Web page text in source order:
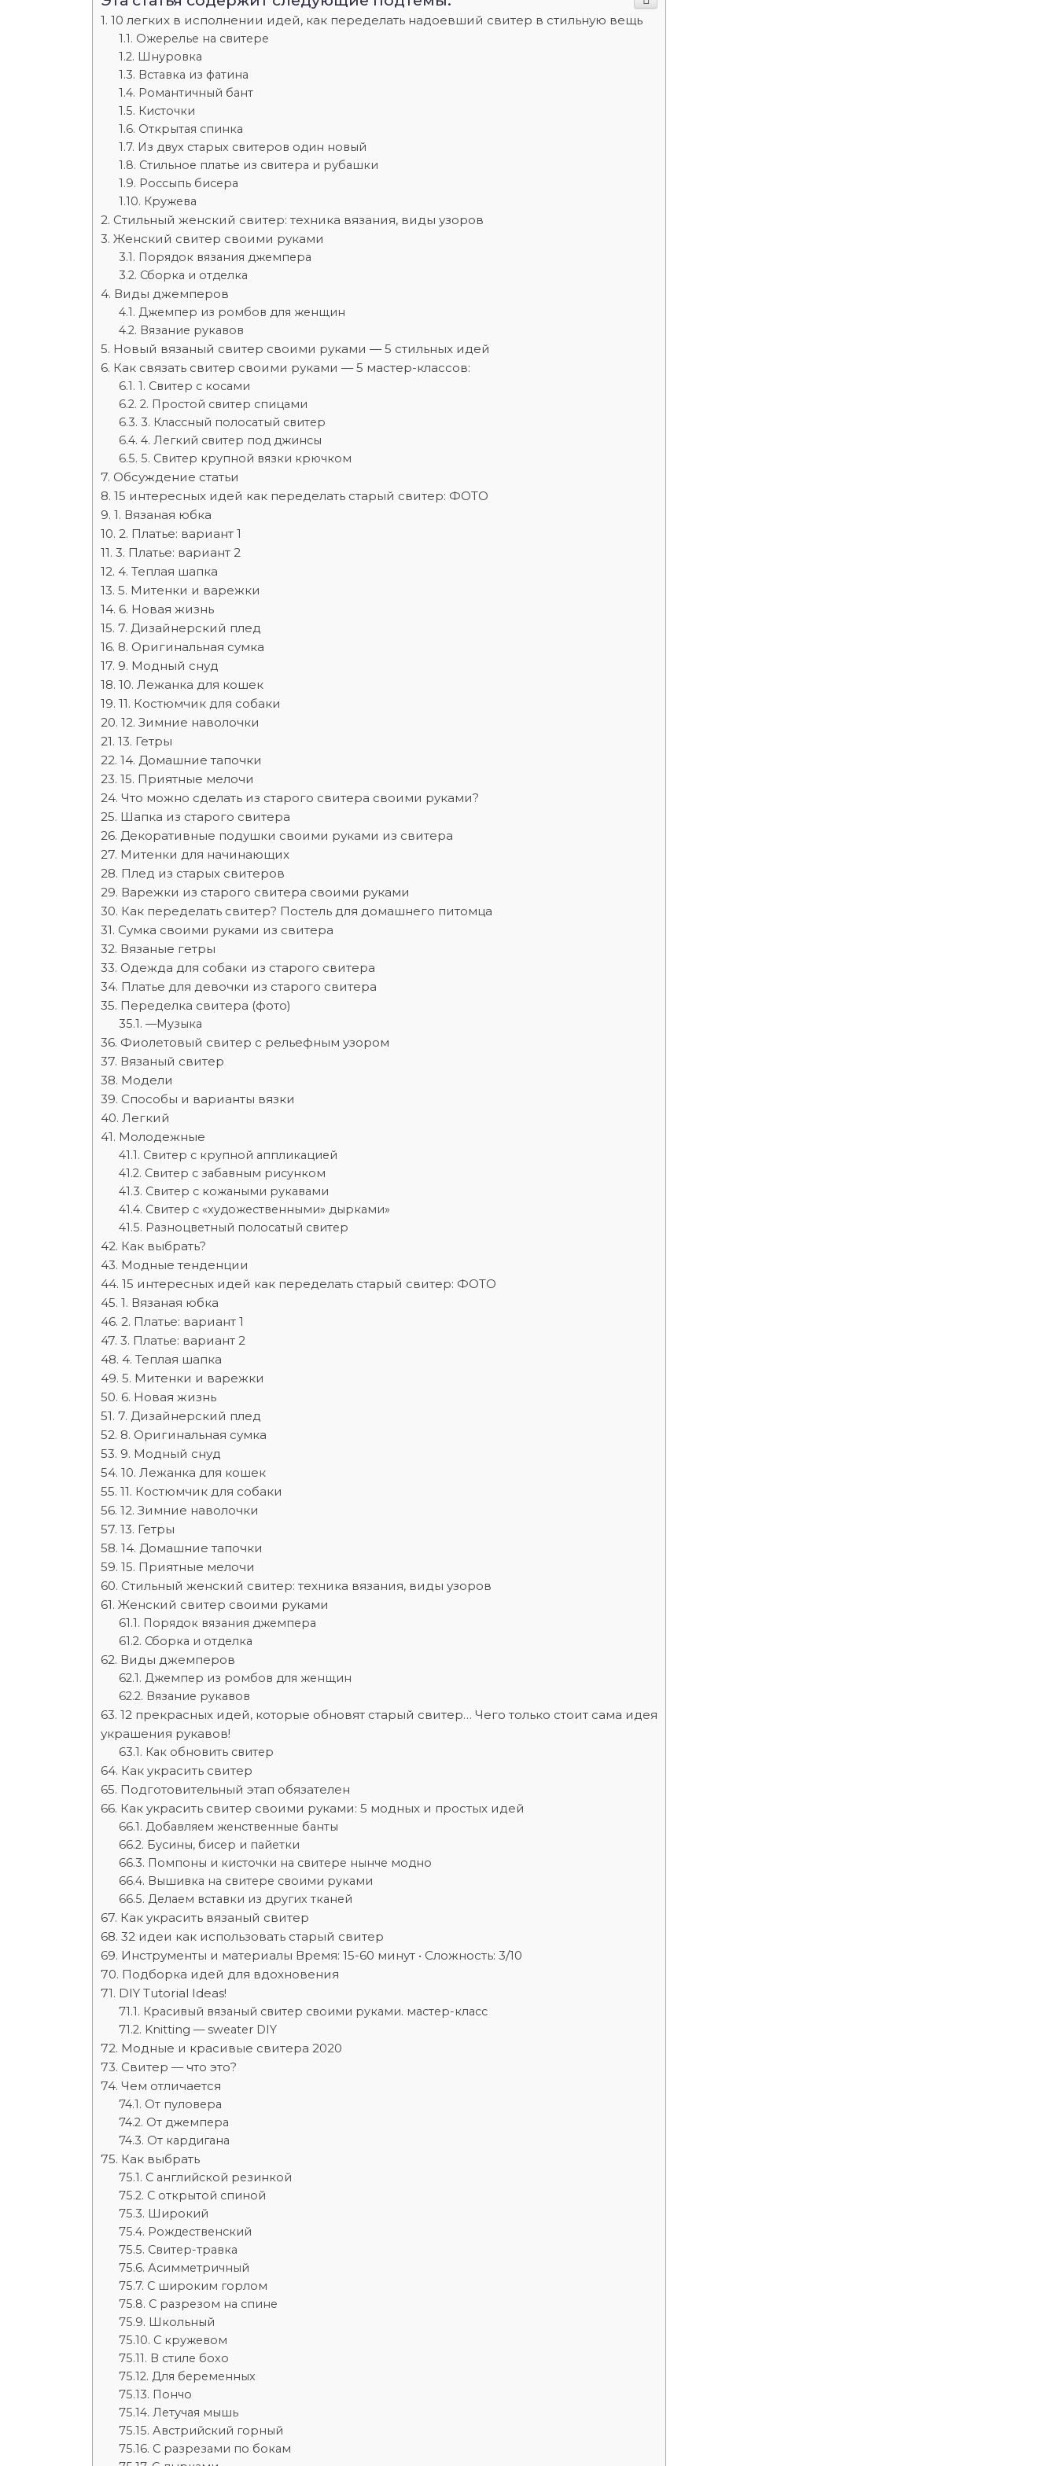
10 легких в исполнении идей, как переделать надоевший свитер в стильную вещь
Ожерелье на свитере
Шнуровка
Вставка из фатина
Романтичный бант
Кисточки
Открытая спинка
Из двух старых свитеров один новый
Стильное платье из свитера и рубашки
Россыпь бисера
Кружева
Стильный женский свитер: техника вязания, виды узоров
Женский свитер своими руками
Порядок вязания джемпера
Сборка и отделка
Виды джемперов
Джемпер из ромбов для женщин
Вязание рукавов
Новый вязаный свитер своими руками — 5 стильных идей
Как связать свитер своими руками — 5 мастер-классов:
1. Свитер с косами
2. Простой свитер спицами
3. Классный полосатый свитер
4. Легкий свитер под джинсы
5. Свитер крупной вязки крючком
Обсуждение статьи
15 интересных идей как переделать старый свитер: ФОТО
1. Вязаная юбка
2. Платье: вариант 1
3. Платье: вариант 2
4. Теплая шапка
5. Митенки и варежки
6. Новая жизнь
7. Дизайнерский плед
8. Оригинальная сумка
9. Модный снуд
10. Лежанка для кошек
11. Костюмчик для собаки
12. Зимние наволочки
13. Гетры
14. Домашние тапочки
15. Приятные мелочи
Что можно сделать из старого свитера своими руками?
Шапка из старого свитера
Декоративные подушки своими руками из свитера
Митенки для начинающих
Плед из старых свитеров
Варежки из старого свитера своими руками
Как переделать свитер? Постель для домашнего питомца
Сумка своими руками из свитера
Вязаные гетры
Одежда для собаки из старого свитера
Платье для девочки из старого свитера
Переделка свитера (фото)
—Музыка
Фиолетовый свитер с рельефным узором
Вязаный свитер
Модели
Способы и варианты вязки
Легкий
Молодежные
Свитер с крупной аппликацией
Свитер с забавным рисунком
Свитер с кожаными рукавами
Свитер с «художественными» дырками»
Разноцветный полосатый свитер
Как выбрать?
Модные тенденции
15 интересных идей как переделать старый свитер: ФОТО
1. Вязаная юбка
2. Платье: вариант 1
3. Платье: вариант 2
4. Теплая шапка
5. Митенки и варежки
6. Новая жизнь
7. Дизайнерский плед
8. Оригинальная сумка
9. Модный снуд
10. Лежанка для кошек
11. Костюмчик для собаки
12. Зимние наволочки
13. Гетры
14. Домашние тапочки
15. Приятные мелочи
Стильный женский свитер: техника вязания, виды узоров
Женский свитер своими руками
Порядок вязания джемпера
Сборка и отделка
Виды джемперов
Джемпер из ромбов для женщин
Вязание рукавов
12 прекрасных идей, которые обновят старый свитер… Чего только стоит сама идея
украшения рукавов!
Как обновить свитер
Как украсить свитер
Подготовительный этап обязателен
Как украсить свитер своими руками: 5 модных и простых идей
Добавляем женственные банты
Бусины, бисер и пайетки
Помпоны и кисточки на свитере нынче модно
Вышивка на свитере своими руками
Делаем вставки из других тканей
Как украсить вязаный свитер
32 идеи как использовать старый свитер
Инструменты и материалы Время: 15-60 минут • Сложность: 3/10
Подборка идей для вдохновения
DIY Tutorial Ideas!
Красивый вязаный свитер своими руками. мастер-класс
Knitting — sweater DIY
Модные и красивые свитера 2020
Свитер — что это?
Чем отличается
От пуловера
От джемпера
От кардигана
Как выбрать
С английской резинкой
С открытой спиной
Широкий
Рождественский
Свитер-травка
Асимметричный
С широким горлом
С разрезом на спине
Школьный
С кружевом
В стиле бохо
Для беременных
Пончо
Летучая мышь
Австрийский горный
С разрезами по бокам